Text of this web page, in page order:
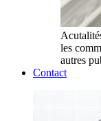
les
autres
Contact